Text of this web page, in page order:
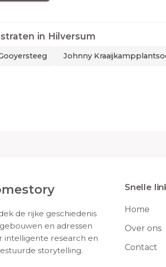
in Hilversum
Johnny
de rijke geschiedenis
en adressen
intelligente research en
storytelling.
Snelle
Home
Over ons
Contact